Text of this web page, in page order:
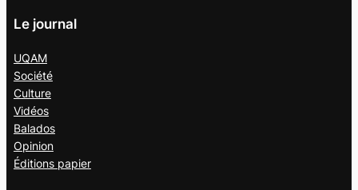
Le journal
UQAM
Société
Culture
Vidéos
Balados
Opinion
Éditions papier